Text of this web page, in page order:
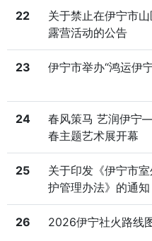
22
关于禁止在伊宁市
露营活动的公告
23 伊宁市举办“鸿运伊
24
春风策马 艺润伊
春主题艺术展开幕
25
关于印发《伊宁市
护管理办法》的通知
26 2026伊宁社火路线